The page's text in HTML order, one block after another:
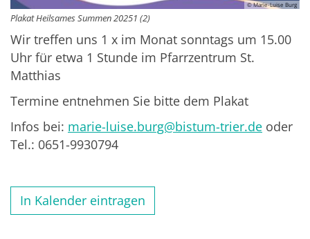
© Marie-Luise Burg
Plakat Heilsames Summen 20251 (2)
Wir treffen uns 1 x im Monat sonntags um 15.00
Uhr für etwa 1 Stunde im Pfarrzentrum St.
Matthias
Termine entnehmen Sie bitte dem Plakat
Infos bei: marie-luise.burg@bistum-trier.de oder
Tel.: 0651-9930794
In Kalender eintragen